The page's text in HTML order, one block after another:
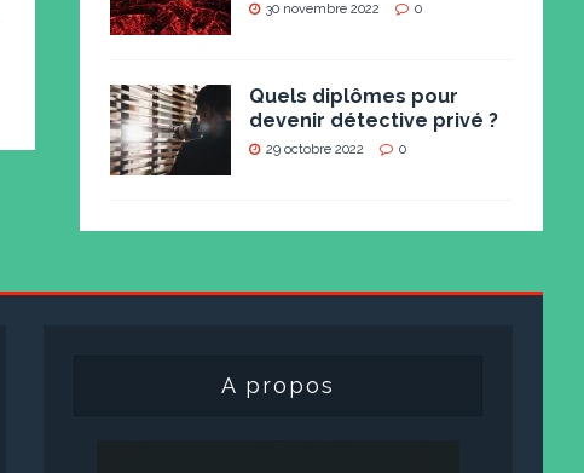
30 novembre 2022 0
Quels diplômes pour
devenir détective privé ?
29 octobre 2022 0
A propos